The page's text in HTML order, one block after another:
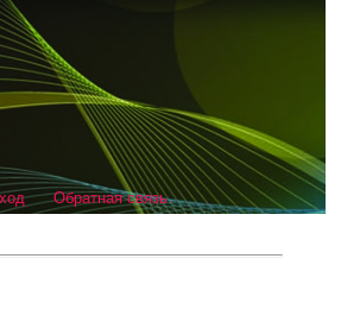
Обратная связь